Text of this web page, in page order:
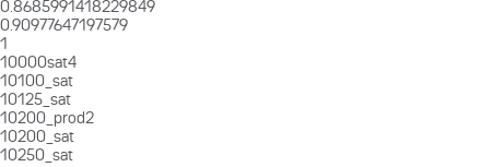
0.8685991418229849
0.90977647197579
1
10000sat4
10100_sat
10125_sat
10200_prod2
10200_sat
10250_sat